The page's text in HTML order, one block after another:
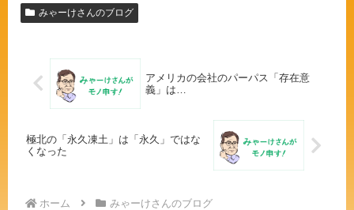
みゃーけさんのブログ
アメリカの会社のパーパス「存在意
義」は…
極北の「永久凍土」は「永久」ではな
くなった
ホーム みゃーけさんのブログ